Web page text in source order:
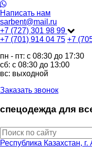
Написать нам
sarbent@mail.ru
+7 (727) 301 98 99
+7 (701) 914 04 75 +7
пн - пт: c 08:30 до 17:30
сб: c 08:30 до 13:00
вс: выходной
Заказать звонок
спецодежда для
Республика Казахстан,